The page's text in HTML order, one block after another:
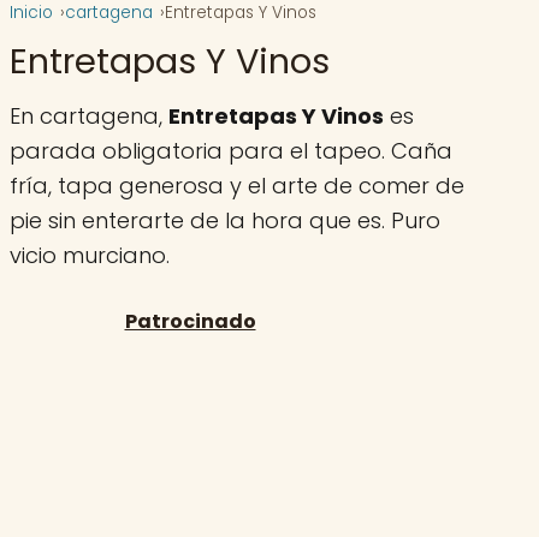
Inicio cartagena Entretapas Y Vinos
Entretapas Y Vinos
En cartagena, Entretapas Y Vinos es
parada obligatoria para el tapeo. Caña
fría, tapa generosa y el arte de comer de
pie sin enterarte de la hora que es. Puro
vicio murciano.